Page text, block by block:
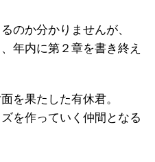
のか分かりませんが、
年内に第２章を書き終え
を果たした有休君。
を作っていく仲間となる